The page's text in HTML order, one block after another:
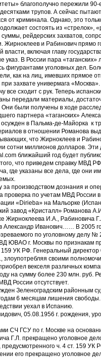
благополучно пережили 90-
трупов. А сейчас
от криминала. Однако, это
состоять из «стрелок»,
суммы, рейдерских захватов,
Жирноклеев и Рабинович прямо
власти, включая главу
указ. В России пара «таганских»
фигурантами уголовных дел.
как на лиц, имевших прямое
захвате универмага «Москва».
все сходит с рук. Теперь
передали материалы,
Они были получены в ходе
партнера «таганских»
в Пальма-де-Майорка к
в отношении Романова
что Жирноклеев и
сотни миллионов долларов. Эти
ближайший год будет
что приведем справку МВД
где указаны все дела, где они
производством дознания и
проверка по учетам МВД России
«Dirieba» на Мальорке
завод «Кристалл» Романова
Жирноклеева И.А., Рабиновича
Александр Иванович…… В 2005
по уголовному делу №
ЮВАО г. Москвы по признакам
159 УК РФ. Генеральный
своими
векселя различных
на сумму более 230 млн. руб.
России отсутствует.
Зеленоградским районным
6 месяцам лишения
уехал в Испанию.
05.08.1956 г. рождения,
СЧ ГСУ по г. Москве на
Г.Л. прекращено уголовное
ч. 4 ст. 159 УК
его прекращено уголовное